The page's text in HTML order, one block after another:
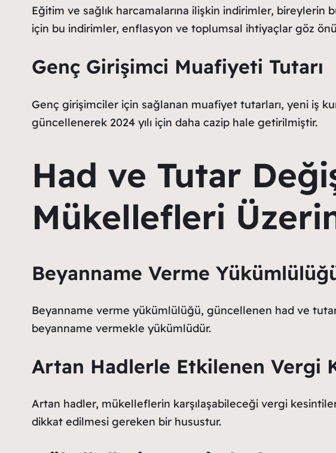
Eğitim ve sağlık harcamalarına ilişkin indirimler, bireylerin
için bu indirimler, enflasyon ve toplumsal ihtiyaçlar göz
Genç Girişimci Muafiyeti Tutarı
Genç girişimciler için sağlanan muafiyet tutarları, yeni iş
güncellenerek 2024 yılı için daha cazip hale getirilmiştir.
Had ve Tutar
Mükellefleri
Beyanname Verme
Beyanname verme yükümlülüğü, güncellenen had ve
beyanname vermekle yükümlüdür.
Artan Hadlerle Etkilenen Vergi
Artan hadler, mükelleflerin karşılaşabileceği vergi
dikkat edilmesi gereken bir husustur.